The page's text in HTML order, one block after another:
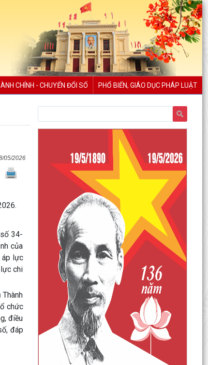
CHÍNH - CHUYỂN ĐỔI SỐ PHỔ BIẾN, GIÁO DỤC PHÁP LUẬT
05/2026
34-
của
áp lực
chi
chức
điều
đáp